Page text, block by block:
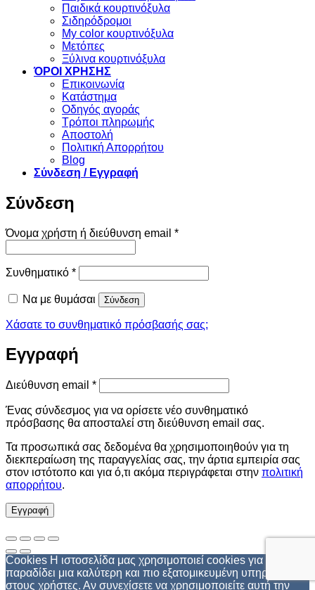
Παιδικά κουρτινόξυλα
Σιδηρόδρομοι
My color κουρτινόξυλα
Μετόπες
Ξύλινα κουρτινόξυλα
ΌΡΟΙ ΧΡΗΣΗΣ
Επικοινωνία
Κατάστημα
Οδηγός αγοράς
Τρόποι πληρωμής
Αποστολή
Πολιτική Απορρήτου
Blog
Σύνδεση / Εγγραφή
Σύνδεση
Όνομα χρήστη ή διεύθυνση email *Απαιτείται
Συνθηματικό *Απαιτείται
Να με θυμάσαι Σύνδεση
Χάσατε το συνθηματικό πρόσβασής σας;
Εγγραφή
Διεύθυνση email *Απαιτείται
Ένας σύνδεσμος για να ορίσετε νέο συνθηματικό
πρόσβασης θα αποσταλεί στη διεύθυνση email σας.
Τα προσωπικά σας δεδομένα θα χρησιμοποιηθούν για τη
διεκπεραίωση της παραγγελίας σας, την άρτια εμπειρία σας
στον ιστότοπο και για ό,τι ακόμα περιγράφεται στην πολιτική
απορρήτου.
Εγγραφή
Cookies Η ιστοσελίδα μας χρησιμοποιεί cookies για να
παραδίδει μια καλύτερη και πιο εξατομικευμένη υπηρεσία
στους χρήστες. Αν συνεχίσετε να χρησιμοποιείτε αυτή την